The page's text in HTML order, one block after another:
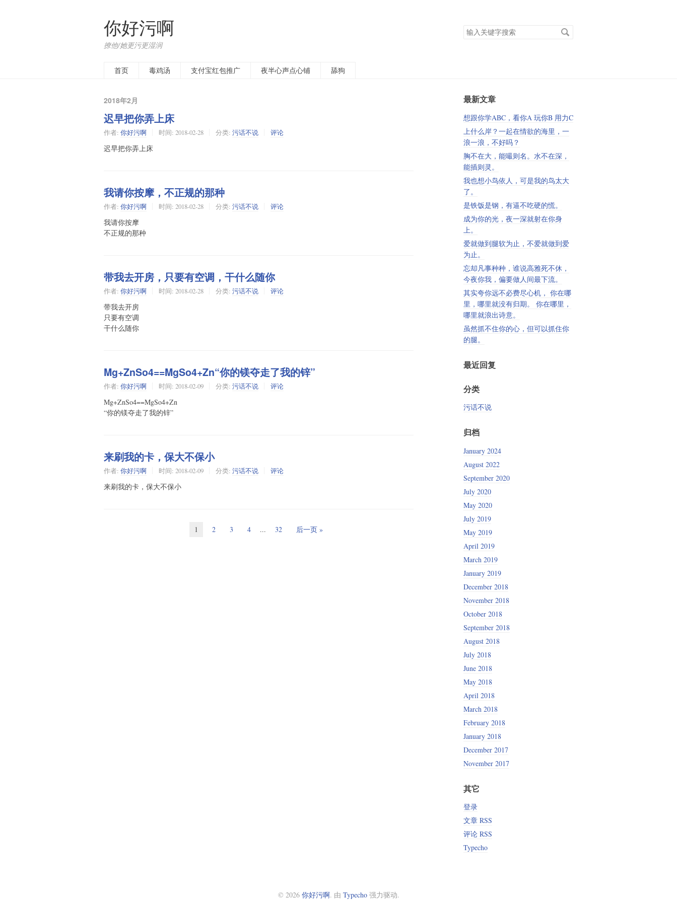
你好污啊
撩他/她更污更湿润
搜
索
首页
毒鸡汤 支付宝红包推广 夜半心声点心铺 舔狗
2018年2月
迟早把你弄上床
作者: 你好污啊 时间: 2018-02-28 分类: 污话不说 评论
迟早把你弄上床
我请你按摩，不正规的那种
作者: 你好污啊 时间: 2018-02-28 分类: 污话不说 评论
我请你按摩
不正规的那种
带我去开房，只要有空调，干什么随你
作者: 你好污啊 时间: 2018-02-28 分类: 污话不说 评论
带我去开房
只要有空调
干什么随你
Mg+ZnSo4==MgSo4+Zn“你的镁夺走了我的锌”
作者: 你好污啊 时间: 2018-02-09 分类: 污话不说 评论
Mg+ZnSo4==MgSo4+Zn
“你的镁夺走了我的锌”
来刷我的卡，保大不保小
作者: 你好污啊 时间: 2018-02-09 分类: 污话不说 评论
来刷我的卡，保大不保小
1 2 3 4 ... 32 后一页 »
最新文章
想跟你学ABC，看你A 玩你B 用力C
上什么岸？一起在情欲的海里，一
浪一浪，不好吗？
胸不在大，能嘬则名。水不在深，
能插则灵。
我也想小鸟依人，可是我的鸟太大
了。
是铁饭是钢，有逼不吃硬的慌。
成为你的光，夜一深就射在你身
上。
爱就做到腿软为止，不爱就做到爱
为止。
忘却凡事种种，谁说高雅死不休，
今夜你我，偏要做人间最下流。
其实夸你远不必费尽心机， 你在哪
里，哪里就没有归期。 你在哪里，
哪里就浪出诗意。
虽然抓不住你的心，但可以抓住你
的腿。
最近回复
分类
污话不说
归档
January 2024
August 2022
September 2020
July 2020
May 2020
July 2019
May 2019
April 2019
March 2019
January 2019
December 2018
November 2018
October 2018
September 2018
August 2018
July 2018
June 2018
May 2018
April 2018
March 2018
February 2018
January 2018
December 2017
November 2017
其它
登录
文章 RSS
评论 RSS
Typecho
© 2026 你好污啊. 由 Typecho强力驱动.